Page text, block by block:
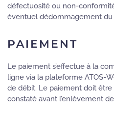
défectuosité ou non-
éventuel dédommagement du
PAIEMENT
Le paiement s’effectue à la
ligne via la plateforme ATOS-
de débit. Le paiement doit
constaté avant l’enlèvement